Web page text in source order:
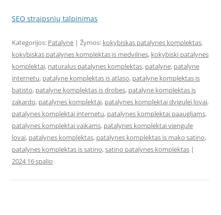
SEO straipsnių talpinimas
Kategorijos: Patalynė | Žymos: kokybiskas patalynes komplektas,
kokybiskas patalynes komplektas is medvilnes, kokybiski patalynes
komplektai, naturalus patalynes komplektas, patalyne, patalyne
internetu, patalyne komplektas is atlaso, patalyne komplektas is
batisto, patalyne komplektas is drobes, patalyne komplektas is
zakardo, patalynes komplektai, patalynes komplektai dvigulei lovai,
patalynes komplektai internetu, patalynes komplektai paaugliams,
patalynes komplektai vaikams, patalynes komplektai viengule
lovai, patalynes komplektas, patalynes komplektas is mako satino,
patalynes komplektas is satino,satino patalynes komplektas |
2024 16 spalio